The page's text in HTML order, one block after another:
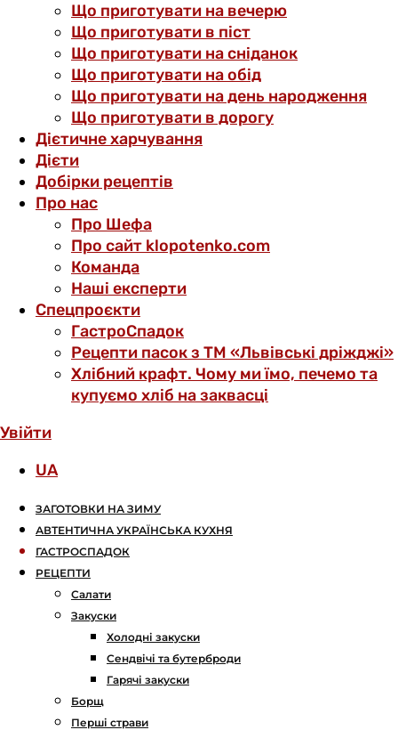
Що приготувати на вечерю
Що приготувати в піст
Що приготувати на сніданок
Що приготувати на обід
Що приготувати на день народження
Що приготувати в дорогу
Дієтичне харчування
Дієти
Добірки рецептів
Про нас
Про Шефа
Про сайт klopotenko.com
Команда
Наші експерти
Спецпроєкти
ГастроСпадок
Рецепти пасок з ТМ «Львівські дріжджі»
Хлібний крафт. Чому ми їмо, печемо та
купуємо хліб на заквасці
Увійти
UA
ЗАГОТОВКИ НА ЗИМУ
АВТЕНТИЧНА УКРАЇНСЬКА КУХНЯ
ГАСТРОСПАДОК
РЕЦЕПТИ
Салати
Закуски
Холодні закуски
Сендвічі та бутерброди
Гарячі закуски
Борщ
Перші страви